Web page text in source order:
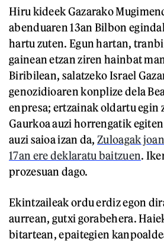
Hiru kideek Gazarako
abenduaren 13an Bilbon
hartu zuten. Egun hartan,
gainean etzan ziren hainbat
Biribilean, salatzeko Israel
genozidioaren konplize dela
enpresa; ertzainak oldartu egin
Gaurkoa auzi horrengatik
auzi saioa izan da,Zuloagak
17an ere deklaratu baitzuen.
prozesuan dago.
Ekintzaileak ordu erdiz egon
aurrean, gutxi gorabehera.
bitartean, epaitegien